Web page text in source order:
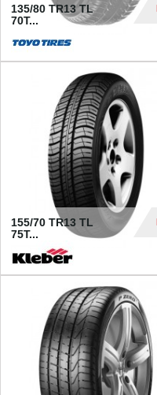
135/80 TR13 TL
70T...
155/70 TR13 TL
75T...